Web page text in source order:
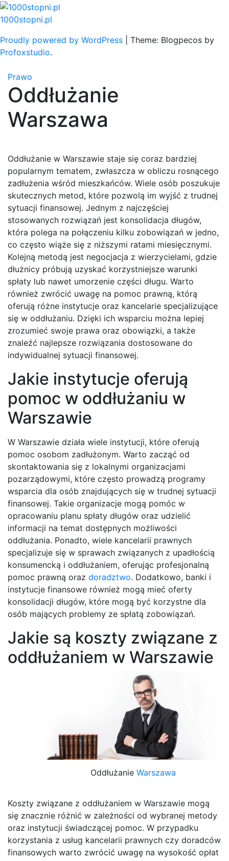
Skip
to
1000stopni.pl
Proudly powered by WordPress
Theme: Blogpecos by
Profoxstudio.
Prawo
Oddłużanie
Warszawa
Oddłużanie w Warszawie staje się coraz bardziej
popularnym tematem, zwłaszcza w obliczu rosnącego
zadłużenia wśród mieszkańców. Wiele osób poszukuje
skutecznych metod, które pozwolą im wyjść z trudnej
sytuacji finansowej. Jednym z najczęściej
stosowanych rozwiązań jest konsolidacja długów,
która polega na połączeniu kilku zobowiązań w jedno,
co często wiąże się z niższymi ratami miesięcznymi.
Kolejną metodą jest negocjacja z wierzycielami, gdzie
dłużnicy próbują uzyskać korzystniejsze warunki
spłaty lub nawet umorzenie części długu. Warto
również zwrócić uwagę na pomoc prawną, którą
oferują różne instytucje oraz kancelarie specjalizujące
się w oddłużaniu. Dzięki ich wsparciu można lepiej
zrozumieć swoje prawa oraz obowiązki, a także
znaleźć najlepsze rozwiązania dostosowane do
indywidualnej sytuacji finansowej.
Jakie instytucje oferują
pomoc w oddłużaniu w
Warszawie
W Warszawie działa wiele instytucji, które oferują
pomoc osobom zadłużonym. Warto zacząć od
skontaktowania się z lokalnymi organizacjami
pozarządowymi, które często prowadzą programy
wsparcia dla osób znajdujących się w trudnej sytuacji
finansowej. Takie organizacje mogą pomóc w
opracowaniu planu spłaty długów oraz udzielić
informacji na temat dostępnych możliwości
oddłużania. Ponadto, wiele kancelarii prawnych
specjalizuje się w sprawach związanych z upadłością
konsumencką i oddłużaniem, oferując profesjonalną
pomoc prawną oraz doradztwo. Dodatkowo, banki i
instytucje finansowe również mogą mieć oferty
konsolidacji długów, które mogą być korzystne dla
osób mających problemy ze spłatą zobowiązań.
Jakie są koszty związane z
oddłużaniem w Warszawie
Oddłużanie Warszawa
Koszty związane z oddłużaniem w Warszawie mogą
się znacznie różnić w zależności od wybranej metody
oraz instytucji świadczącej pomoc. W przypadku
korzystania z usług kancelarii prawnych czy doradców
finansowych warto zwrócić uwagę na wysokość opłat